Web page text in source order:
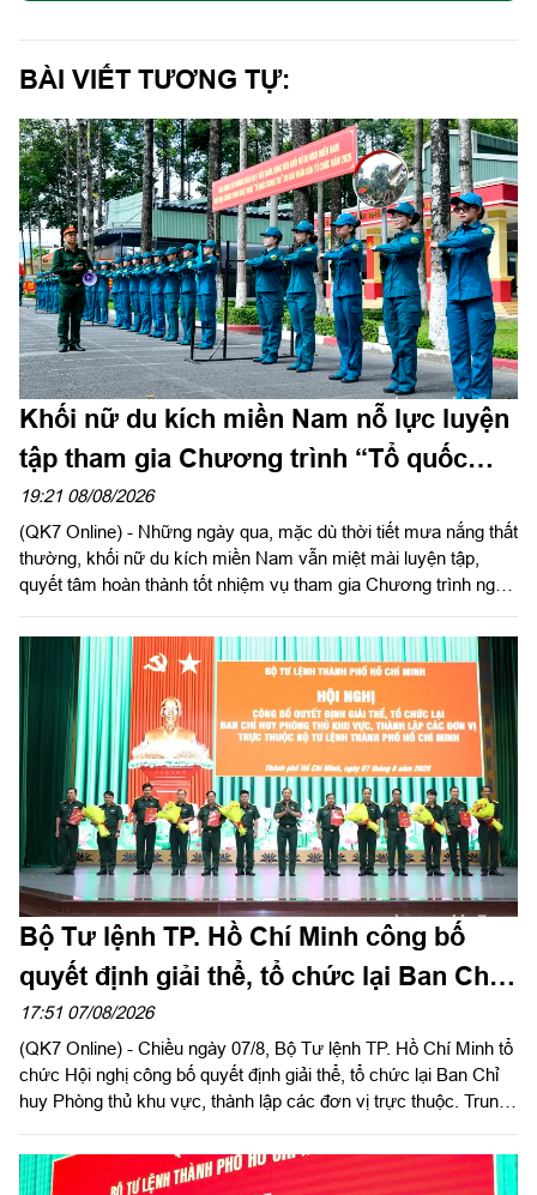
BÀI VIẾT TƯƠNG TỰ:
Khối nữ du kích miền Nam nỗ lực luyện
tập tham gia Chương trình “Tổ quốc
trong tim”
19:21 08/08/2026
(QK7 Online) - Những ngày qua, mặc dù thời tiết mưa nắng thất
thường, khối nữ du kích miền Nam vẫn miệt mài luyện tập,
quyết tâm hoàn thành tốt nhiệm vụ tham gia Chương trình nghệ
Bộ Tư lệnh TP. Hồ Chí Minh công bố
quyết định giải thể, tổ chức lại Ban Chỉ
huy PTKV, thành lập các đơn vị trực
thuộc
17:51 07/08/2026
(QK7 Online) - Chiều ngày 07/8, Bộ Tư lệnh TP. Hồ Chí Minh tổ
chức Hội nghị công bố quyết định giải thể, tổ chức lại Ban Chỉ
huy Phòng thủ khu vực, thành lập các đơn vị trực thuộc. Trung
Ủy viên Quân ủy Trung ương, Phó Bí thư Đảng ủy, Tư lệnh
Quân khu dự, chỉ đạo hội nghị. Thiếu tướng Vũ Văn Điền, Ủy